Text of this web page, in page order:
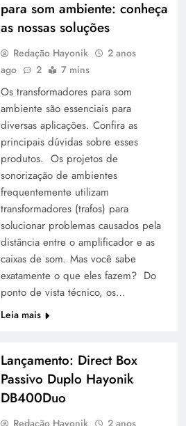
para som ambiente: conheça
as nossas soluções
Redação Hayonik
2 anos
ago
2 7 mins
Os transformadores para som
ambiente são essenciais para
diversas aplicações. Confira as
principais dúvidas sobre esses
produtos. Os projetos de
sonorização de ambientes
frequentemente utilizam
transformadores (trafos) para
solucionar problemas causados pela
distância entre o amplificador e as
caixas de som. Mas você sabe
exatamente o que eles fazem? Do
ponto de vista técnico, os…
Leia mais
Lançamento: Direct Box
Passivo Duplo Hayonik
DB400Duo
Redação Hayonik 2 anos